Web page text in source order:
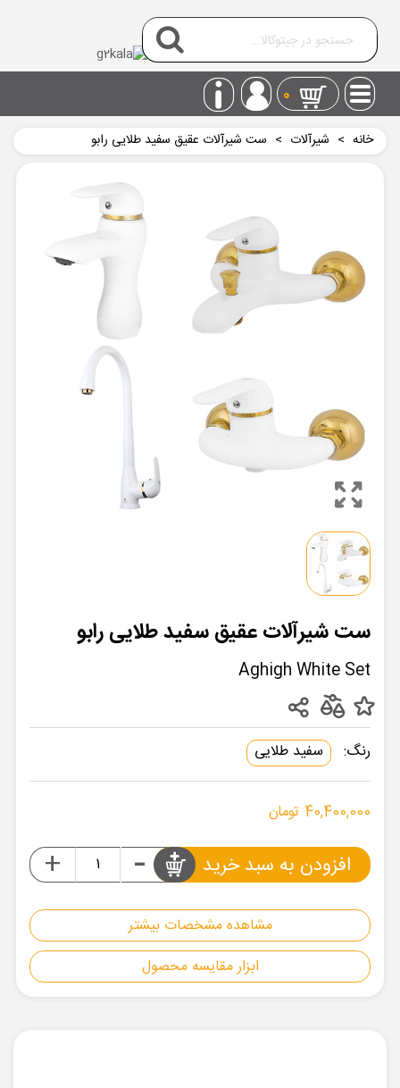
0
خانه > شیرآلات > ست شیرآلات عقیق سفید طلایی رابو
ست شیرآلات عقیق سفید طلایی رابو
Aghigh White Set
مشاهده مشخصات بیشتر
ابزار مقایسه محصول
رنگ: سفید طلایی
40,400,000 تومان
-
+ افزودن به سبد خرید